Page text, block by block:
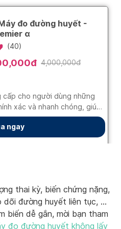
thai kỳ, biến chứng nặng,
đường huyết liên tục, …
biến dễ gắn, mời bạn tham
đo đường huyết không lấy